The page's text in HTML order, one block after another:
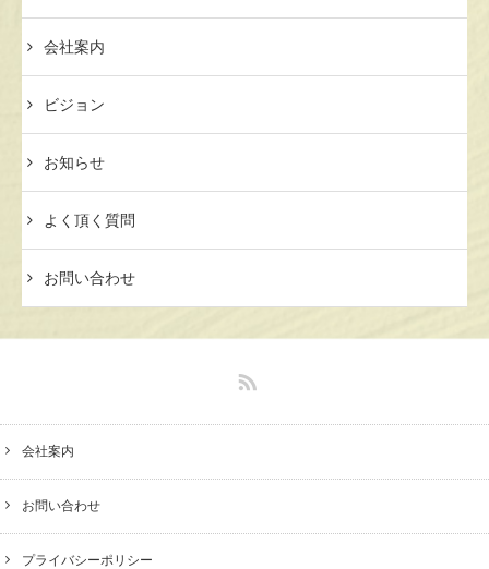
会社案内
ビジョン
お知らせ
よく頂く質問
お問い合わせ
会社案内
お問い合わせ
プライバシーポリシー